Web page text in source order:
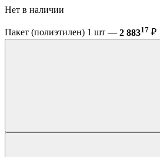
Нет в наличии
Пакет (полиэтилен) 1 шт — 2 88317 ₽